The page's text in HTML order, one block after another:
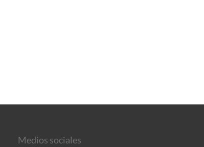
Medios sociales